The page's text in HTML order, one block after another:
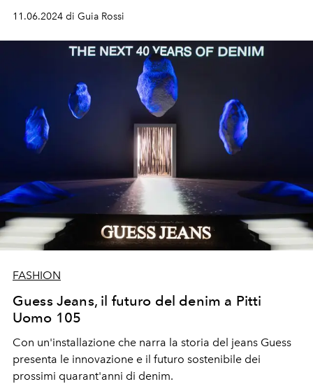
11.06.2024 di Guia Rossi
FASHION
Guess Jeans, il futuro del denim a Pitti
Uomo 105
Con un'installazione che narra la storia del jeans Guess
presenta le innovazione e il futuro sostenibile dei
prossimi quarant'anni di denim.